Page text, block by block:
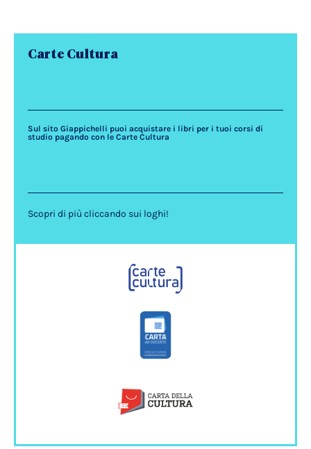
Carte Cultura
Sul sito Giappichelli puoi acquistare i libri per i tuoi corsi di
studio pagando con le Carte Cultura
Scopri di più cliccando sui loghi!